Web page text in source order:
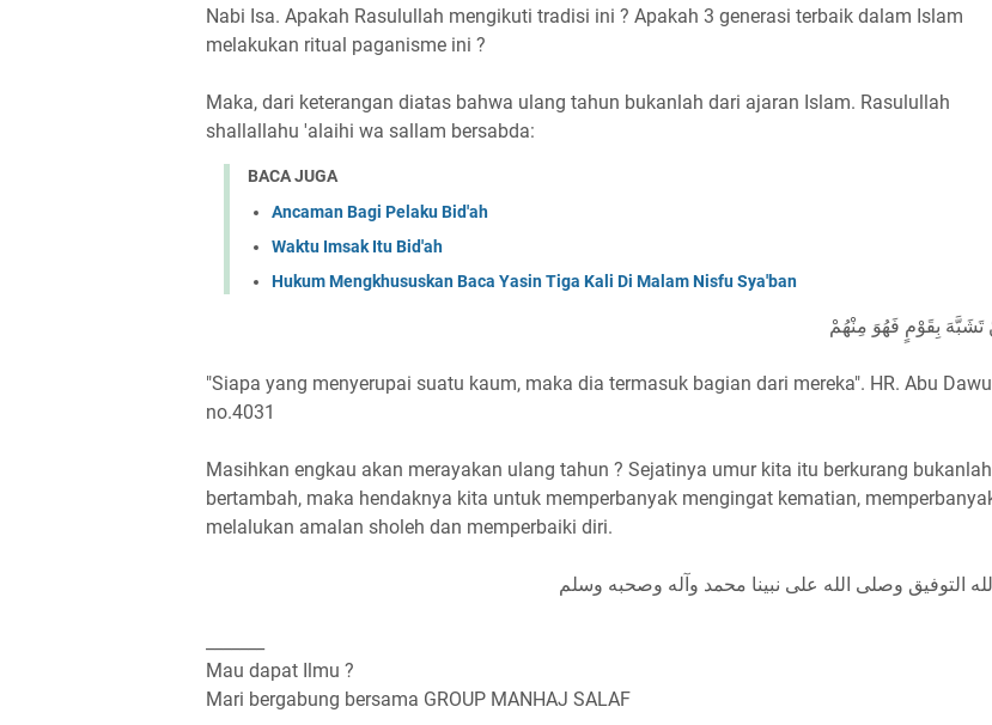
Nabi Isa. Apakah Rasulullah mengikuti tradisi ini ? Apakah 3 generasi terbaik dalam Islam
melakukan ritual paganisme ini ?
Maka, dari keterangan diatas bahwa ulang tahun bukanlah dari ajaran Islam. Rasulullah
shallallahu 'alaihi wa sallam bersabda:
BACA JUGA
Ancaman Bagi Pelaku Bid'ah
Waktu Imsak Itu Bid'ah
Hukum Mengkhususkan Baca Yasin Tiga Kali Di Malam Nisfu Sya'ban
بِقَوْمٍ فَهُوَ مِنْهُمْ
"Siapa yang menyerupai suatu kaum, maka dia termasuk bagian dari mereka". HR. Abu
no.4031
Masihkan engkau akan merayakan ulang tahun ? Sejatinya umur kita itu berkurang bukanlah
bertambah, maka hendaknya kita untuk memperbanyak mengingat kematian,
melalukan amalan sholeh dan memperbaiki diri.
التوفيق وصلى الله على نبينا محمد وآله وصحبه وسلم
Mau dapat Ilmu ?
Mari bergabung bersama GROUP MANHAJ SALAF